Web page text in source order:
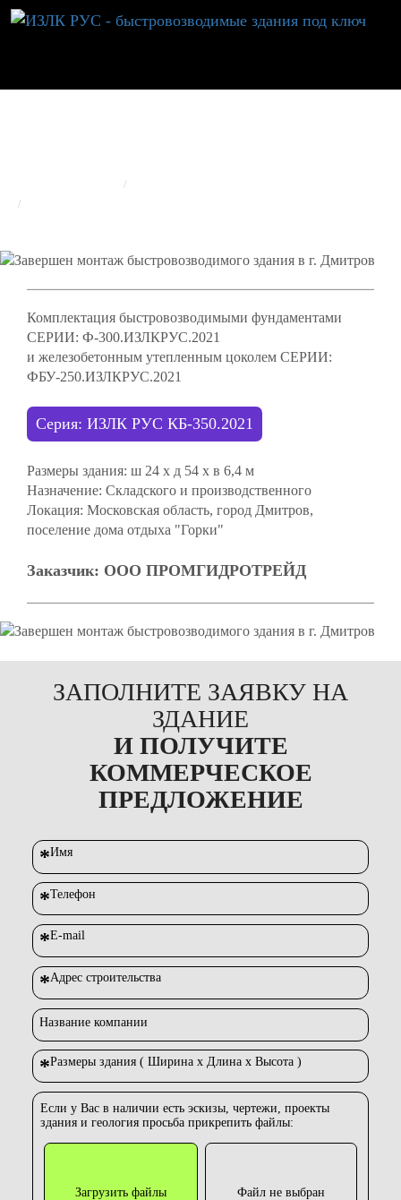
Комплектация быстровозводимыми фундаментами
СЕРИИ: Ф-300.ИЗЛКРУС.2021
и железобетонным утепленным цоколем СЕРИИ:
ФБУ-250.ИЗЛКРУС.2021
Серия: ИЗЛК РУС КБ-350.2021
Размеры здания: ш 24 х д 54 х в 6,4 м
Назначение: Складского и производственного
Локация: Московская область, город Дмитров,
поселение дома отдыха "Горки"
Заказчик: ООО ПРОМГИДРОТРЕЙД
ЗАПОЛНИТЕ ЗАЯВКУ НА
ЗДАНИЕ
И ПОЛУЧИТЕ
КОММЕРЧЕСКОЕ
ПРЕДЛОЖЕНИЕ
*Имя
*Телефон
*E-mail
*Адрес строительства
Название компании
*Размеры здания ( Ширина х Длина х Высота )
Если у Вас в наличии есть эскизы, чертежи, проекты
здания и геология просьба прикрепить файлы:
Загрузить файлы Файл не выбран